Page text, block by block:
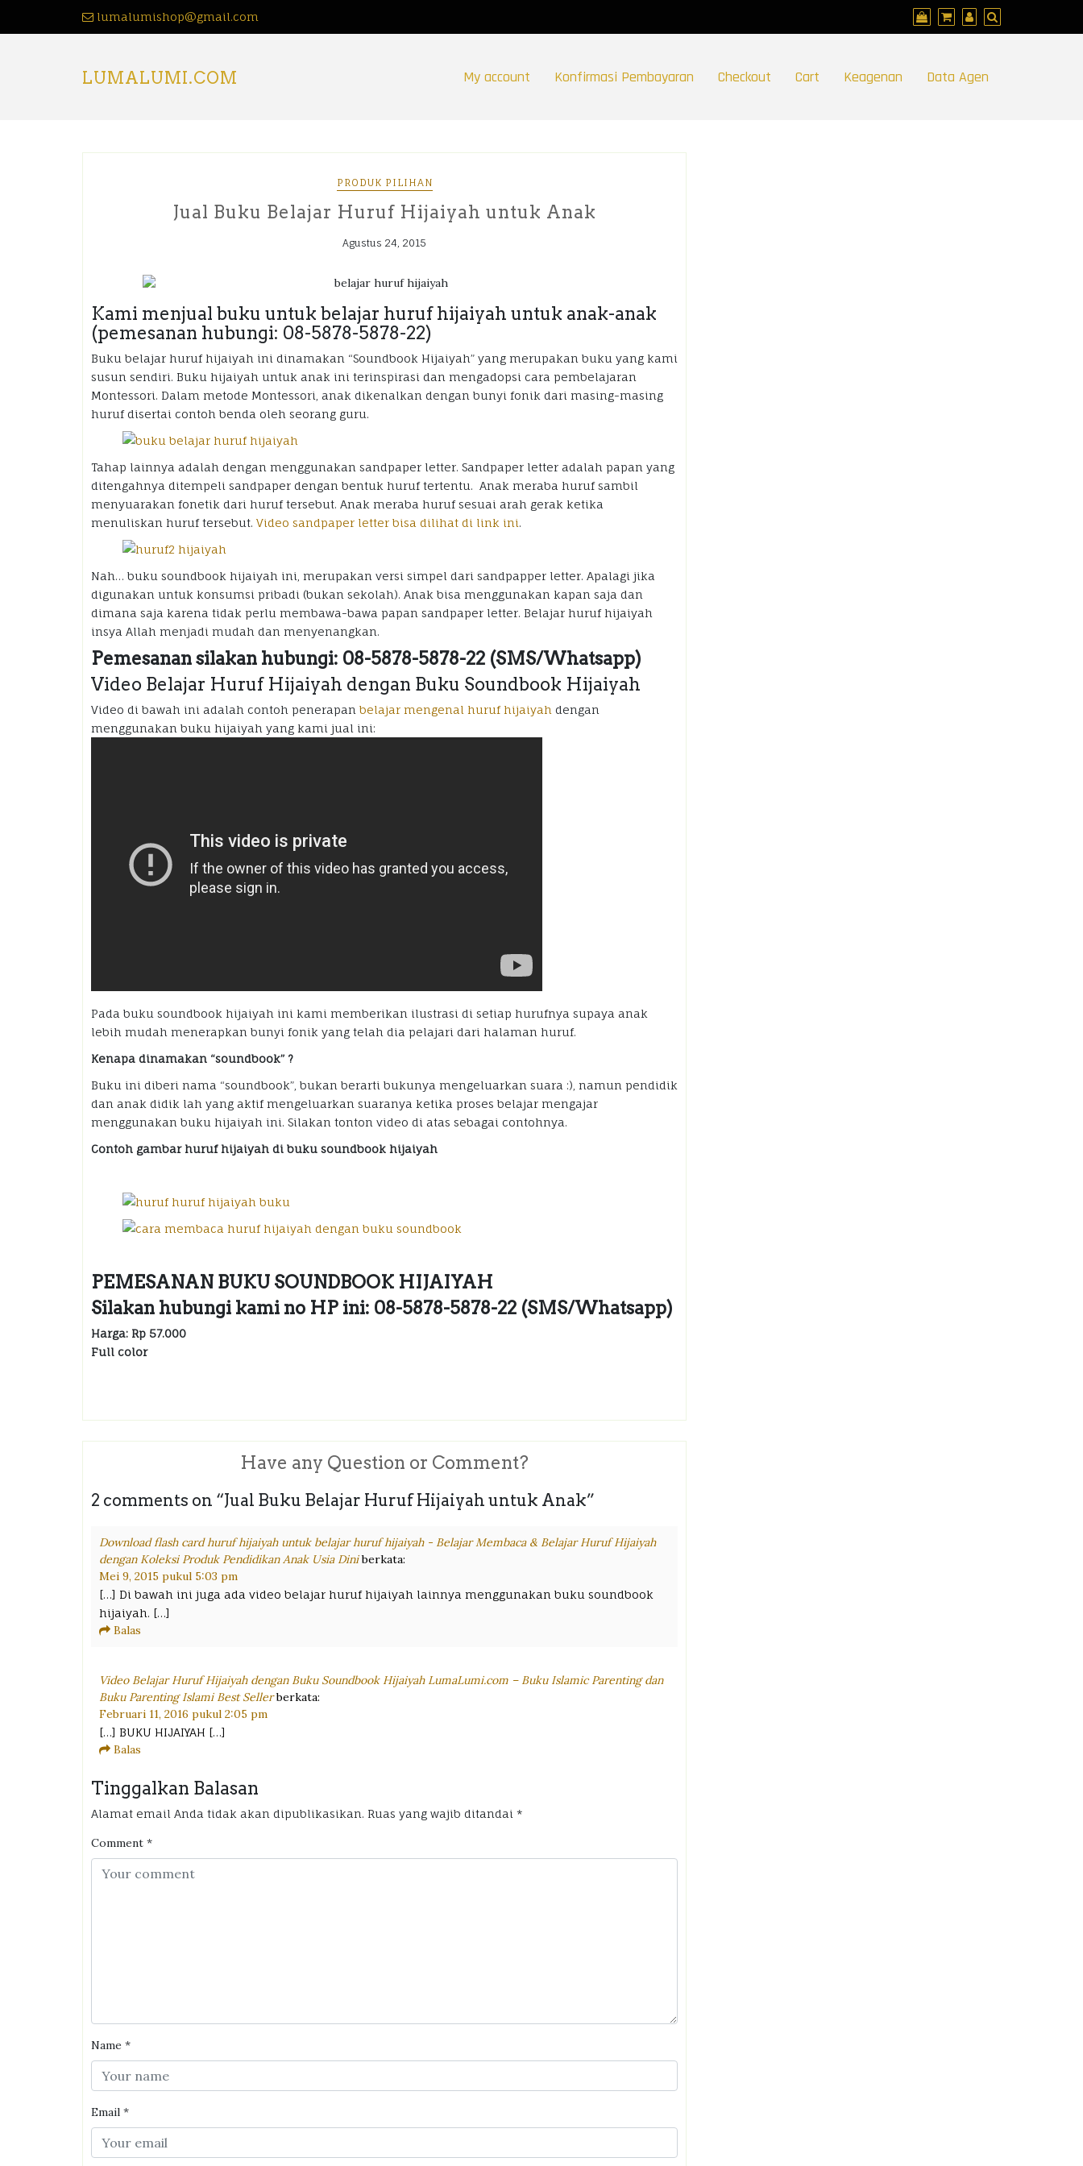
lumalumishop@gmail.com
LUMALUMI.COM My account Konfirmasi Pembayaran Checkout Cart Keagenan Data Agen
PRODUK PILIHAN
Jual Buku Belajar Huruf Hijaiyah untuk Anak
Agustus 24, 2015
Kami menjual buku untuk belajar huruf hijaiyah untuk anak-anak
(pemesanan hubungi: 08-5878-5878-22)
Buku belajar huruf hijaiyah ini dinamakan “Soundbook Hijaiyah” yang merupakan buku yang kami
susun sendiri. Buku hijaiyah untuk anak ini terinspirasi dan mengadopsi cara pembelajaran
Montessori. Dalam metode Montessori, anak dikenalkan dengan bunyi fonik dari masing-masing
huruf disertai contoh benda oleh seorang guru.
Tahap lainnya adalah dengan menggunakan sandpaper letter. Sandpaper letter adalah papan yang
ditengahnya ditempeli sandpaper dengan bentuk huruf tertentu. Anak meraba huruf sambil
menyuarakan fonetik dari huruf tersebut. Anak meraba huruf sesuai arah gerak ketika
menuliskan huruf tersebut. Video sandpaper letter bisa dilihat di link ini.
Nah… buku soundbook hijaiyah ini, merupakan versi simpel dari sandpapper letter. Apalagi jika
digunakan untuk konsumsi pribadi (bukan sekolah). Anak bisa menggunakan kapan saja dan
dimana saja karena tidak perlu membawa-bawa papan sandpaper letter. Belajar huruf hijaiyah
insya Allah menjadi mudah dan menyenangkan.
Pemesanan silakan hubungi: 08-5878-5878-22 (SMS/Whatsapp)
Video Belajar Huruf Hijaiyah dengan Buku Soundbook Hijaiyah
Video di bawah ini adalah contoh penerapan belajar mengenal huruf hijaiyah dengan
menggunakan buku hijaiyah yang kami jual ini:
Pada buku soundbook hijaiyah ini kami memberikan ilustrasi di setiap hurufnya supaya anak
lebih mudah menerapkan bunyi fonik yang telah dia pelajari dari halaman huruf.
Kenapa dinamakan “soundbook” ?
Buku ini diberi nama “soundbook”, bukan berarti bukunya mengeluarkan suara :), namun pendidik
dan anak didik lah yang aktif mengeluarkan suaranya ketika proses belajar mengajar
menggunakan buku hijaiyah ini. Silakan tonton video di atas sebagai contohnya.
Contoh gambar huruf hijaiyah di buku soundbook hijaiyah
PEMESANAN BUKU SOUNDBOOK HIJAIYAH
Silakan hubungi kami no HP ini: 08-5878-5878-22 (SMS/Whatsapp)
Harga: Rp 57.000
Full color
Have any Question or Comment?
2 comments on “Jual Buku Belajar Huruf Hijaiyah untuk Anak”
Download flash card huruf hijaiyah untuk belajar huruf hijaiyah - Belajar Membaca & Belajar Huruf Hijaiyah
dengan Koleksi Produk Pendidikan Anak Usia Dini berkata:
Mei 9, 2015 pukul 5:03 pm
[…] Di bawah ini juga ada video belajar huruf hijaiyah lainnya menggunakan buku soundbook
hijaiyah. […]
Balas
Video Belajar Huruf Hijaiyah dengan Buku Soundbook Hijaiyah LumaLumi.com – Buku Islamic Parenting dan
Buku Parenting Islami Best Seller berkata:
Februari 11, 2016 pukul 2:05 pm
[…] BUKU HIJAIYAH […]
Balas
Tinggalkan Balasan
Alamat email Anda tidak akan dipublikasikan. Ruas yang wajib ditandai *
Comment *
Name *
Email *